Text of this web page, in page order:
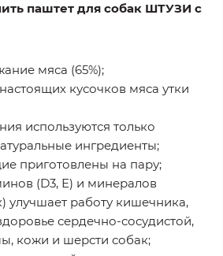
паштет для собак ШТУЗИ с
мяса (65%);
кусочков мяса утки
используются только
ингредиенты;
приготовлены на пару;
(D3, Е) и минералов
улучшает работу кишечника,
сердечно-сосудистой,
кожи и шерсти собак;